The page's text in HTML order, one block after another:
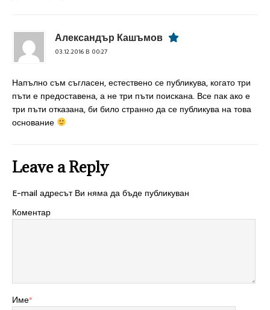
Александър Кашъмов
03.12.2016 В 00:27
Напълно съм съгласен, естествено се публикува, когато три
пъти е предоставена, а не три пъти поискана. Все пак ако е
три пъти отказана, би било странно да се публикува на това
основание
Leave a Reply
E-mail адресът Ви няма да бъде публикуван
Коментар
Име*